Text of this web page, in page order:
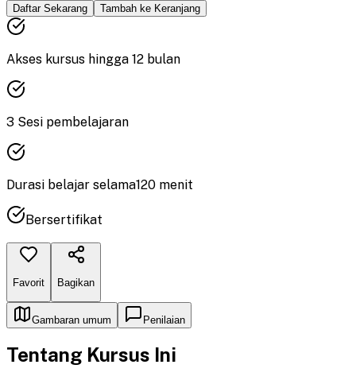
Daftar Sekarang Tambah ke Keranjang
Akses kursus hingga 12 bulan
3 Sesi pembelajaran
Durasi belajar selama120 menit
Bersertifikat
Favorit Bagikan
Gambaran umum Penilaian
Tentang Kursus Ini